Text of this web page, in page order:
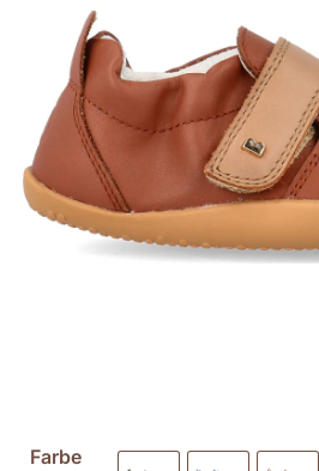
Farbe